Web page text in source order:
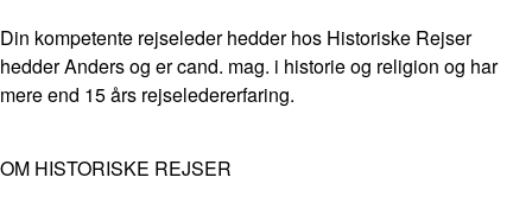
Din kompetente rejseleder hedder hos Historiske Rejser
hedder Anders og er cand. mag. i historie og religion og har
mere end 15 års rejseledererfaring.
OM HISTORISKE REJSER